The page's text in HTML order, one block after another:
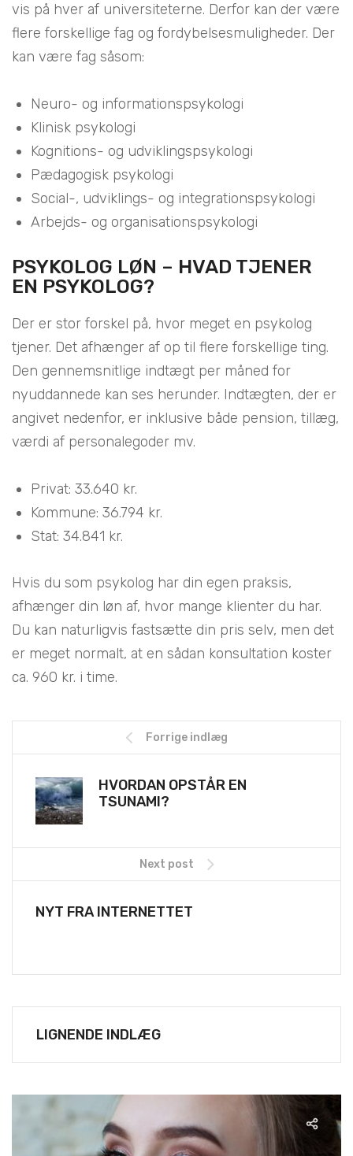
vis på hver af universiteterne. Derfor kan der være
flere forskellige fag og fordybelsesmuligheder. Der
kan være fag såsom:
Neuro- og informationspsykologi
Klinisk psykologi
Kognitions- og udviklingspsykologi
Pædagogisk psykologi
Social-, udviklings- og integrationspsykologi
Arbejds- og organisationspsykologi
PSYKOLOG LØN – HVAD TJENER
EN PSYKOLOG?
Der er stor forskel på, hvor meget en psykolog
tjener. Det afhænger af op til flere forskellige ting.
Den gennemsnitlige indtægt per måned for
nyuddannede kan ses herunder. Indtægten, der er
angivet nedenfor, er inklusive både pension, tillæg,
værdi af personalegoder mv.
Privat: 33.640 kr.
Kommune: 36.794 kr.
Stat: 34.841 kr.
Hvis du som psykolog har din egen praksis,
afhænger din løn af, hvor mange klienter du har.
Du kan naturligvis fastsætte din pris selv, men det
er meget normalt, at en sådan konsultation koster
ca. 960 kr. i time.
Forrige indlæg
HVORDAN OPSTÅR EN
TSUNAMI?
Next post
NYT FRA INTERNETTET
LIGNENDE INDLÆG